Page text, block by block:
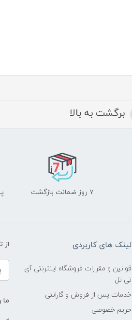
برگشت به بالا
۷ روز ضمانت بازگشت
لینک های کاربردی
قوانین و مقررات فروشگاه اینترنتی آی
تی تل
خدمات پس از فروش و گارانتی
حریم خصوصی
از
ما